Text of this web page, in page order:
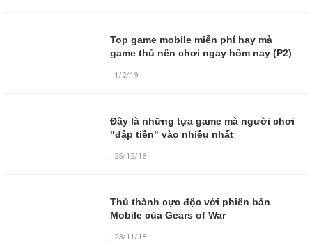
Top game mobile miễn phí hay mà
game thủ nên chơi ngay hôm nay (P2)
1/2/19
Đây là những tựa game mà người chơi
"đập tiền" vào nhiều nhất
, 25/12/18
Thủ thành cực độc với phiên bản
Mobile của Gears of War
, 23/11/18